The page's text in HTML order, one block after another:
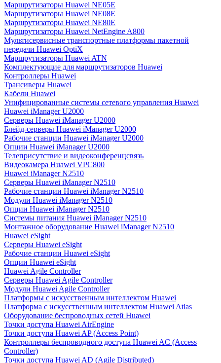
Маршрутизаторы Huawei NE05E
Маршрутизаторы Huawei NE08E
Маршрутизаторы Huawei NE80E
Маршрутизаторы Huawei NetEngine A800
Мультисервисные транспортные платформы пакетной
передачи Huawei OptiX
Маршрутизаторы Huawei ATN
Комплектующие для маршрутизаторов Huawei
Контроллеры Huawei
Трансиверы Huawei
Кабели Huawei
Унифицированные системы сетевого управления Huawei
Huawei iManager U2000
Серверы Huawei iManager U2000
Блейд-серверы Huawei iManager U2000
Рабочие станции Huawei iManager U2000
Опции Huawei iManager U2000
Телеприсутствие и видеоконференцсвязь
Видеокамера Huawei VPC800
Huawei iManager N2510
Серверы Huawei iManager N2510
Рабочие станции Huawei iManager N2510
Модули Huawei iManager N2510
Опции Huawei iManager N2510
Системы питания Huawei iManager N2510
Монтажное оборудование Huawei iManager N2510
Huawei eSight
Серверы Huawei eSight
Рабочие станции Huawei eSight
Опции Huawei eSight
Huawei Agile Controller
Серверы Huawei Agile Controller
Модули Huawei Agile Controller
Платформы с искусственным интеллектом Huawei
Платформа с искусственным интеллектом Huawei Atlas
Оборудование беспроводных сетей Huawei
Точки доступа Huawei AirEngine
Точки доступа Huawei AP (Access Point)
Контроллеры беспроводного доступа Huawei AC (Access
Controller)
Точки доступа Huawei AD (Agile Distributed)